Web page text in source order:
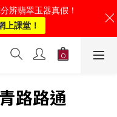
路路通
辨翡翠玉器真假！
上課堂！